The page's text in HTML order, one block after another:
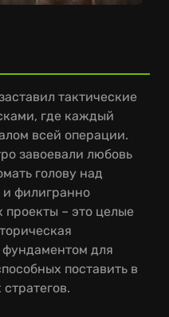
тактические
где каждый
всей операции.
завоевали любовь
голову над
филигранно
– это целые
фундаментом для
поставить в